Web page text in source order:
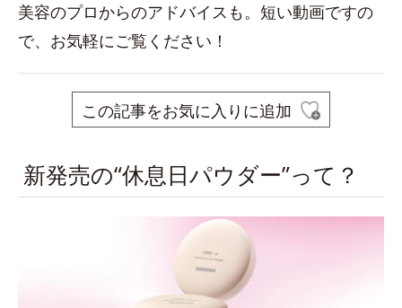
美容のプロからのアドバイスも。短い動画ですの
で、お気軽にご覧ください！
この記事をお気に入りに追加
新発売の“休息日パウダー”って？